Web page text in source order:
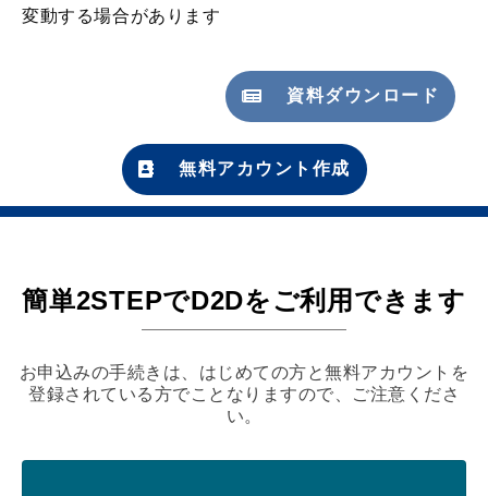
変動する場合があります
資料ダウンロード
無料アカウント作成
簡単2STEPでD2Dをご利用できます
お申込みの手続きは、はじめての方と無料アカウントを
登録されている方でことなりますので、ご注意くださ
い。